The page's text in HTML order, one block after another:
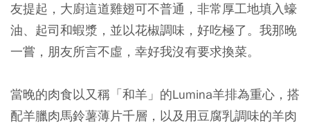
友提起，大廚這道雞翅可不普通，非常厚工地填入蠔
油、起司和蝦漿，並以花椒調味，好吃極了。我那晚
一嘗，朋友所言不虛，幸好我沒有要求換菜。
當晚的肉食以又稱「和羊」的Lumina羊排為重心，搭
配羊臘肉馬鈴薯薄片千層，以及用豆腐乳調味的羊肉